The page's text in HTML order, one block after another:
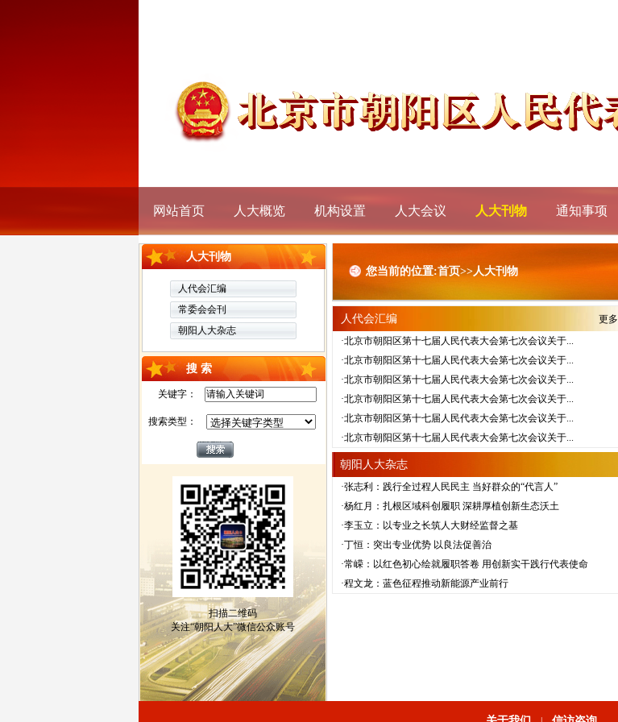
网站首页 人大概览 机构设置 人大会议 人大刊物 通知事项
人大刊物
人代会汇编
常委会会刊
朝阳人大杂志
搜 索
关键字：
搜索类型：
扫描二维码
关注“朝阳人大”微信公众账号
您当前的位置:首页>>人大刊物
人代会汇编
更多
·北京市朝阳区第十七届人民代表大会第七次会议关于...
·北京市朝阳区第十七届人民代表大会第七次会议关于...
·北京市朝阳区第十七届人民代表大会第七次会议关于...
·北京市朝阳区第十七届人民代表大会第七次会议关于...
·北京市朝阳区第十七届人民代表大会第七次会议关于...
·北京市朝阳区第十七届人民代表大会第七次会议关于...
朝阳人大杂志
·张志利：践行全过程人民民主 当好群众的“代言人”
·杨红月：扎根区域科创履职 深耕厚植创新生态沃土
·李玉立：以专业之长筑人大财经监督之基
·丁恒：突出专业优势 以良法促善治
·常嵘：以红色初心绘就履职答卷 用创新实干践行代表使命
·程文龙：蓝色征程推动新能源产业前行